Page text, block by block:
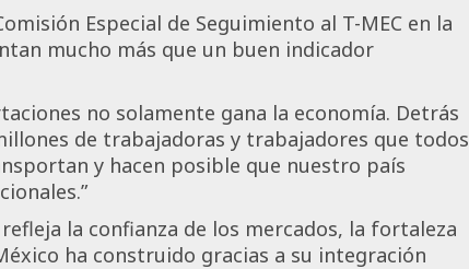
Especial de Seguimiento al T-MEC en la
mucho más que un buen indicador
no solamente gana la economía. Detrás
de trabajadoras y trabajadores que todos
y hacen posible que nuestro país
la confianza de los mercados, la fortaleza
ha construido gracias a su integración